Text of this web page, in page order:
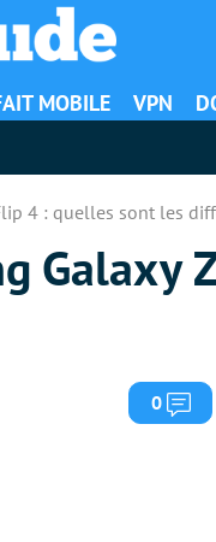
MOBILE VPN
4 : quelles sont les
Galaxy
0